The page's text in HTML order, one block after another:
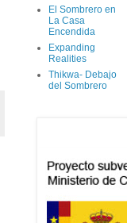
El Sombrero en
La Casa
Encendida
Expanding
Realities
Thikwa- Debajo
del Sombrero